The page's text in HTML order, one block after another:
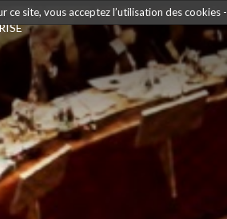
ce site, vous acceptez l’utilisation des cookies -